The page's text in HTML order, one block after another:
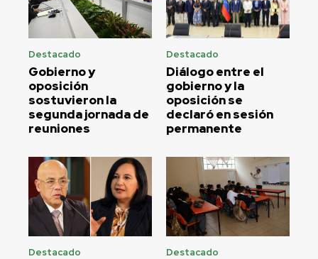
Destacado
Gobierno y
oposición
sostuvieron la
segunda jornada de
reuniones
Destacado
Diálogo entre el
gobierno y la
oposición se
declaró en sesión
permanente
Destacado Destacado